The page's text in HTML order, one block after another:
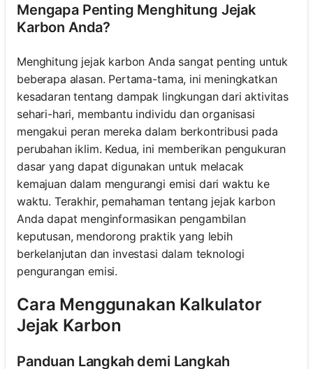
Mengapa Penting Menghitung Jejak
Karbon Anda?
Menghitung jejak karbon Anda sangat penting untuk
beberapa alasan. Pertama-tama, ini meningkatkan
kesadaran tentang dampak lingkungan dari aktivitas
sehari-hari, membantu individu dan organisasi
mengakui peran mereka dalam berkontribusi pada
perubahan iklim. Kedua, ini memberikan pengukuran
dasar yang dapat digunakan untuk melacak
kemajuan dalam mengurangi emisi dari waktu ke
waktu. Terakhir, pemahaman tentang jejak karbon
Anda dapat menginformasikan pengambilan
keputusan, mendorong praktik yang lebih
berkelanjutan dan investasi dalam teknologi
pengurangan emisi.
Cara Menggunakan Kalkulator
Jejak Karbon
Panduan Langkah demi Langkah